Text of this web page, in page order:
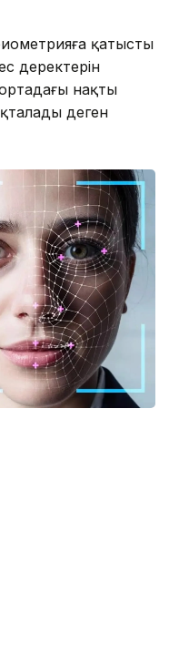
қатысты
деректерін
нақты
деген